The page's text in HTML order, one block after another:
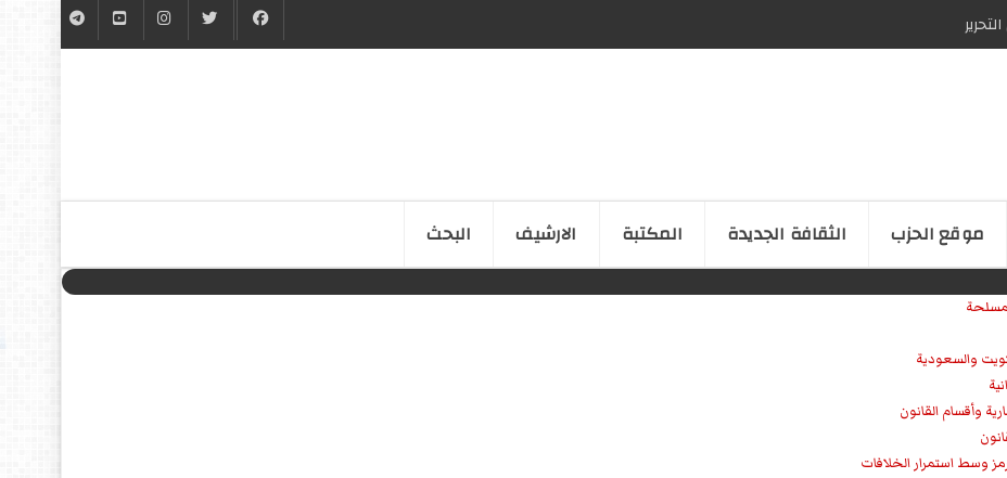
موقع الحزب الثقافة الجدیدة المكتبة الارشیف البحث
والسعودية
وأقسام القانون
وسط استمرار الخلافات